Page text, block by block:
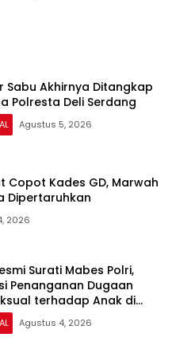
Sabu Akhirnya Ditangkap
Polresta Deli Serdang
Agustus 5, 2026
Copot Kades GD, Marwah
Dipertaruhkan
2026
Surati Mabes Polri,
Penanganan Dugaan
terhadap Anak di
Agustus 4, 2026